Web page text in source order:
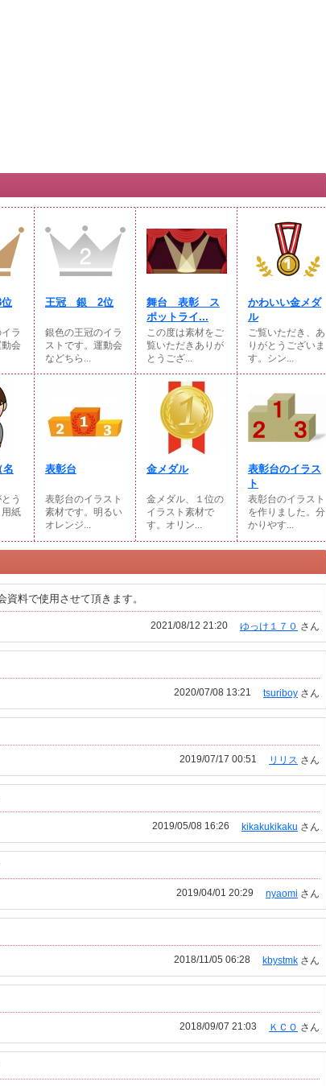
ラ
会
王冠 銀 2位
銀色の王冠のイラ
ストです。運動会
などちら...
舞台 表彰 ス
ポットライ...
この度は素材をご
覧いただきありが
とうござ...
かわいい金メダ
ル
ご覧いただき、あ
りがとうございま
す。シン...
名
う
紙
表彰台
表彰台のイラスト
素材です。明るい
オレンジ...
金メダル
金メダル、１位の
イラスト素材で
す。オリン...
表彰台のイラス
ト
表彰台のイラスト
を作りました。分
かりやす...
料で使用させて頂きます。
ゆっけ１７０ さん
2021/08/12 21:20
tsuriboy さん
2020/07/08 13:21
リリス さん
2019/07/17 00:51
kikakukikaku さん
2019/05/08 16:26
nyaomi さん
2019/04/01 20:29
kbystmk さん
2018/11/05 06:28
ＫＣＯ さん
2018/09/07 21:03